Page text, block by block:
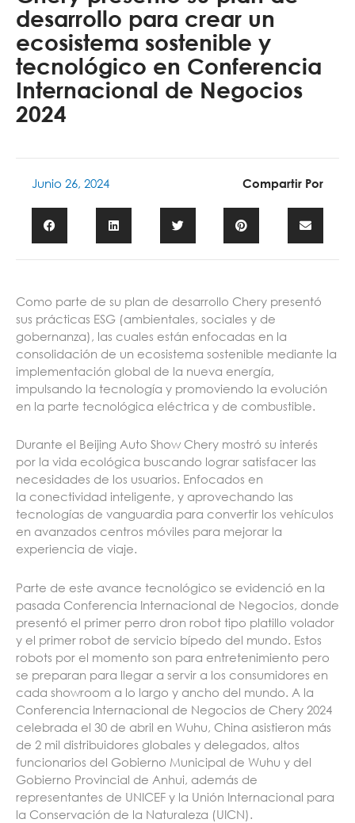
desarrollo para crear un
ecosistema sostenible y
tecnológico en Conferencia
Internacional de Negocios
2024
Junio 26, 2024 Compartir Por
Como parte de su plan de desarrollo Chery presentó
sus prácticas ESG (ambientales, sociales y de
gobernanza), las cuales están enfocadas en la
consolidación de un ecosistema sostenible mediante la
implementación global de la nueva energía,
impulsando la tecnología y promoviendo la evolución
en la parte tecnológica eléctrica y de combustible.
Durante el Beijing Auto Show Chery mostró su interés
por la vida ecológica buscando lograr satisfacer las
necesidades de los usuarios. Enfocados en
la conectividad inteligente, y aprovechando las
tecnologías de vanguardia para convertir los vehículos
en avanzados centros móviles para mejorar la
experiencia de viaje.
Parte de este avance tecnológico se evidenció en la
pasada Conferencia Internacional de Negocios, donde
presentó el primer perro dron robot tipo platillo volador
y el primer robot de servicio bípedo del mundo. Estos
robots por el momento son para entretenimiento pero
se preparan para llegar a servir a los consumidores en
cada showroom a lo largo y ancho del mundo. A la
Conferencia Internacional de Negocios de Chery 2024
celebrada el 30 de abril en Wuhu, China asistieron más
de 2 mil distribuidores globales y delegados, altos
funcionarios del Gobierno Municipal de Wuhu y del
Gobierno Provincial de Anhui, además de
representantes de UNICEF y la Unión Internacional para
la Conservación de la Naturaleza (UICN).